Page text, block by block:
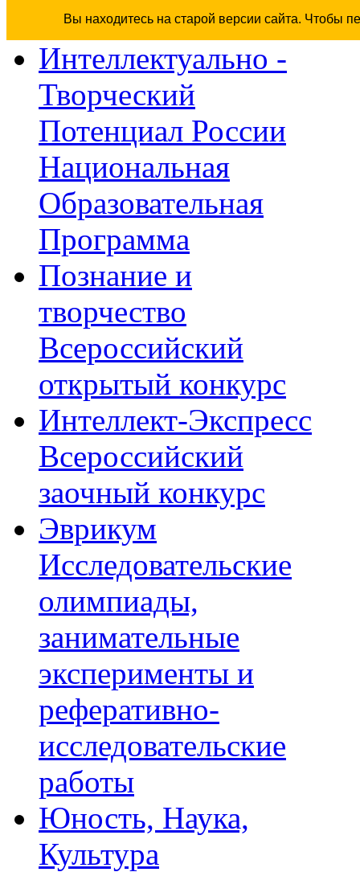
Вы находитесь на старой версии сайта. Чтобы
Интеллектуально -
Творческий
Потенциал России
Национальная
Образовательная
Программа
Познание и
творчество
Всероссийский
открытый конкурс
Интеллект-Экспресс
Всероссийский
заочный конкурс
Эврикум
Исследовательские
олимпиады,
занимательные
эксперименты и
реферативно-
исследовательские
работы
Юность, Наука,
Культура